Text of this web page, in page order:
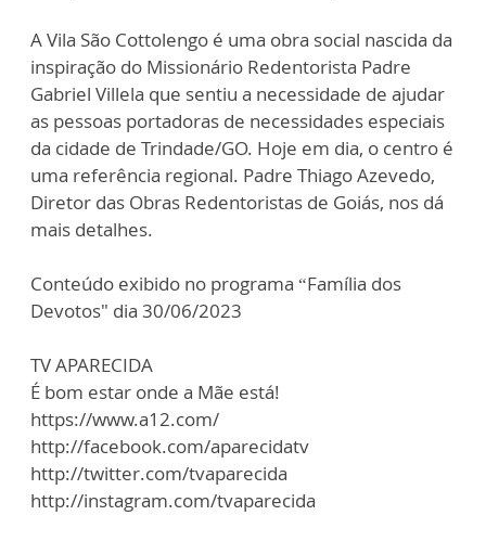
A Vila São Cottolengo é uma obra social nascida da
inspiração do Missionário Redentorista Padre
Gabriel Villela que sentiu a necessidade de ajudar
as pessoas portadoras de necessidades especiais
da cidade de Trindade/GO. Hoje em dia, o centro é
uma referência regional. Padre Thiago Azevedo,
Diretor das Obras Redentoristas de Goiás, nos dá
mais detalhes.
Conteúdo exibido no programa “Família dos
Devotos" dia 30/06/2023
TV APARECIDA
É bom estar onde a Mãe está!
https://www.a12.com/
http://facebook.com/aparecidatv
http://twitter.com/tvaparecida
http://instagram.com/tvaparecida